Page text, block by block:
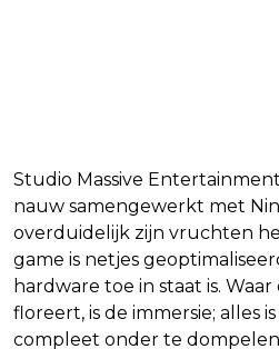
Studio Massive
nauw samengewerkt met
overduidelijk zijn vruchten
game is netjes
hardware toe in staat is.
floreert, is de immersie; alles
compleet onder te